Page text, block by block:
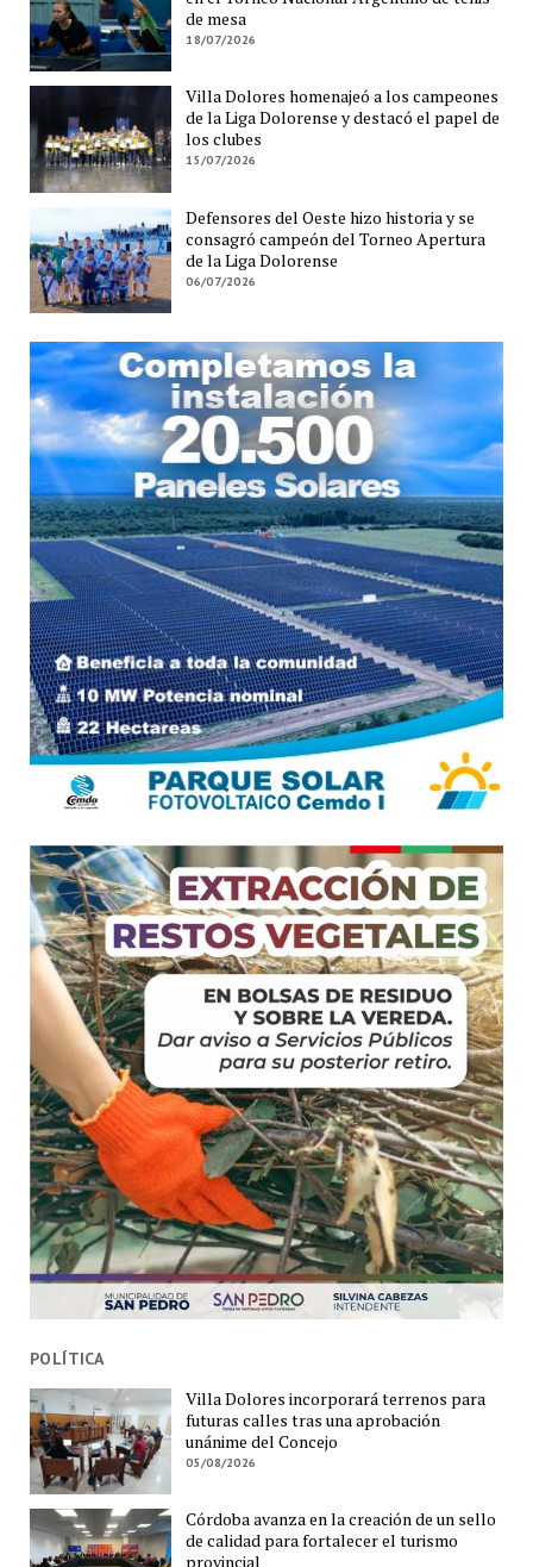
de mesa
18/07/2026
Villa Dolores homenajeó a los campeones
de la Liga Dolorense y destacó el papel de
los clubes
15/07/2026
Defensores del Oeste hizo historia y se
consagró campeón del Torneo Apertura
de la Liga Dolorense
06/07/2026
POLÍTICA
Villa Dolores incorporará terrenos para
futuras calles tras una aprobación
unánime del Concejo
05/08/2026
Córdoba avanza en la creación de un sello
de calidad para fortalecer el turismo
provincial